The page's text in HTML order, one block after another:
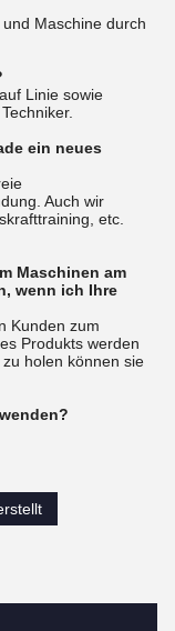
Maschine durch
Linie sowie
ein neues
Auch wir
etc.
Maschinen am
wenn ich Ihre
Kunden zum
Produkts werden
holen können sie